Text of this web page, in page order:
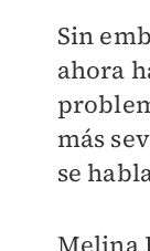
Sin
ahora
más
se